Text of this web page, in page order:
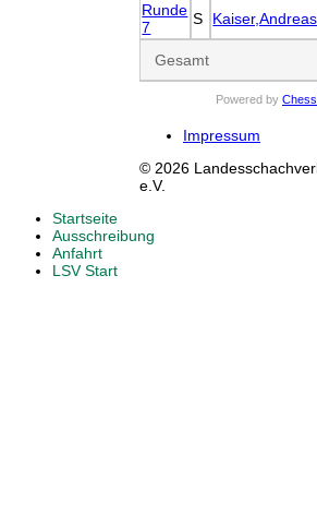
Runde
7
S Kaiser,Andreas
Gesamt
Powered by
Impressum
© 2026
e.V.
Startseite
Ausschreibung
Anfahrt
LSV Start